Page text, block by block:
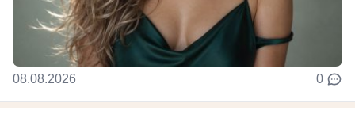
08.08.2026 0